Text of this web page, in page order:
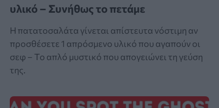
υλικό – Συνήθως το πετάμε
Η πατατοσαλάτα γίνεται απίστευτα νόστιμη αν
προσθέσετε 1 απρόσμενο υλικό που αγαπούν οι
σεφ – Το απλό μυστικό που απογειώνει τη γεύση
της.